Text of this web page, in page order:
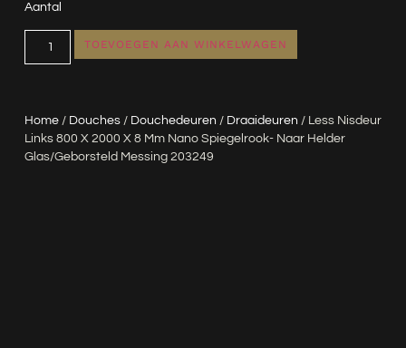
Home/ Douches/ Douchedeuren / Draaideuren / Less Nisdeur
Links 800 X 2000 X 8 Mm Nano Spiegelrook- Naar Helder
Glas/geborsteld Messing 203249
Aantal
TOEVOEGEN AAN WINKELWAGEN